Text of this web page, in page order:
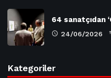
64 sanatçıdan
24/06/2026
Kategoriler